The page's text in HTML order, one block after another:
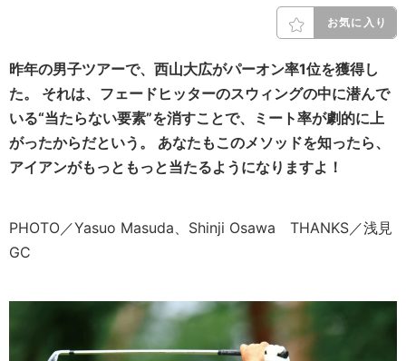
お気に入り
昨年の男子ツアーで、西山大広がパーオン率1位を獲得し
た。 それは、フェードヒッターのスウィングの中に潜んで
いる“当たらない要素”を消すことで、ミート率が劇的に上
がったからだという。 あなたもこのメソッドを知ったら、
アイアンがもっともっと当たるようになりますよ！
PHOTO／Yasuo Masuda、Shinji Osawa THANKS／浅見
GC